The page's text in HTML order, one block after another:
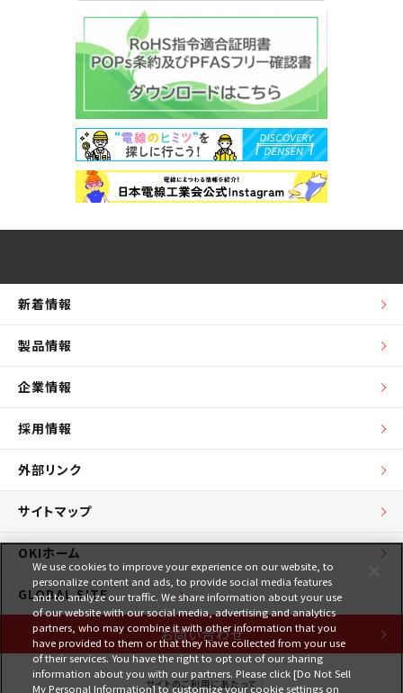
新着情報
製品情報
企業情報
採用情報
外部リンク
サイトマップ
OKIホーム
GLOBAL SITE
お問い合わせ
サイトのご利用にあたって
We use cookies to improve your experience on our website, to
personalize content and ads, to provide social media features
and to analyze our traffic. We share information about your use
of our website with our social media, advertising and analytics
partners, who may combine it with other information that you
have provided to them or that they have collected from your use
of their services. You have the right to opt out of our sharing
information about you with our partners. Please click [Do Not Sell
My Personal Information] to customize your cookie settings on